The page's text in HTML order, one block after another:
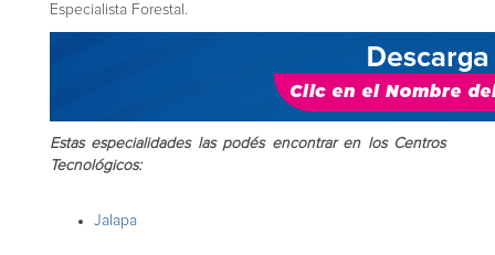
Especialista Forestal.
Estas especialidades las podés encontrar en los Centros
Tecnológicos:
Jalapa